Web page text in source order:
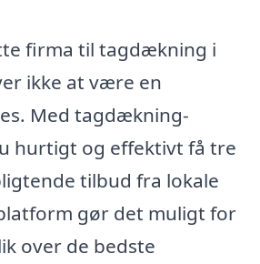
firma til tagdækning i
ikke at være en
Med tagdækning-
hurtigt og effektivt få tre
tilbud fra lokale
gør det muligt for
over de bedste